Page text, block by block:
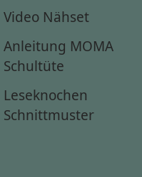
Video Nähset
Anleitung MOMA
Schultüte
Leseknochen
Schnittmuster